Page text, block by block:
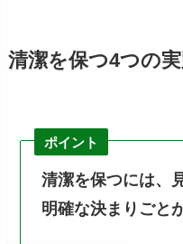
清潔を保つ4つの
ポイント
清潔を保つには、
明確な決まりごと